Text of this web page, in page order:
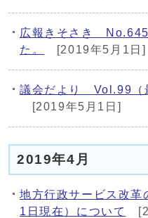
広報きそさき No.645
た。
[2019年5月1日]
議会だより Vol.99（
[2019年5月1日]
2019年4月
地方行政サービス改革
1日現在）について